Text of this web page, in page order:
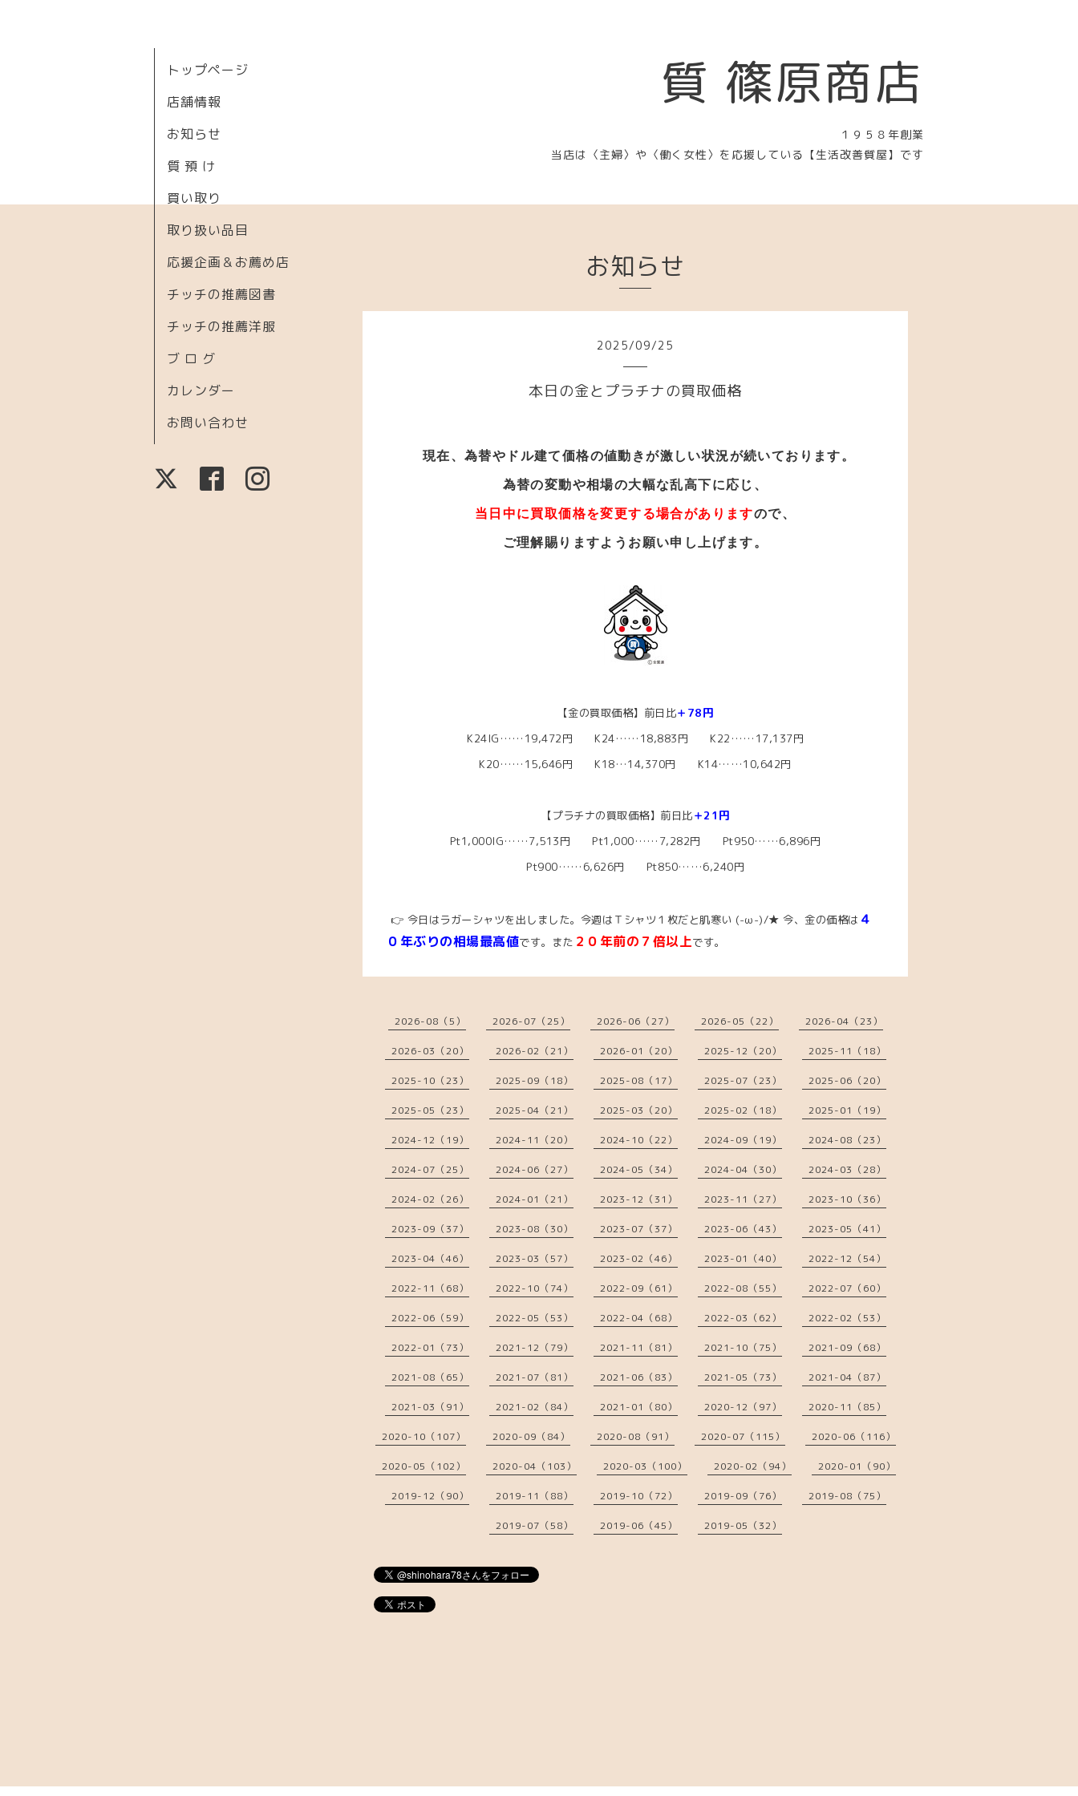
質 篠原商店
１９５８年創業
当店は〈主婦〉や〈働く女性〉を応援している【生活改善質屋】です
トップページ
店舗情報
お知らせ
質 預 け
買い取り
取り扱い品目
応援企画＆お薦め店
チッチの推薦図書
チッチの推薦洋服
ブ ロ グ
カレンダー
お問い合わせ
お知らせ
2025/09/25
本日の金とプラチナの買取価格
現在、為替やドル建て価格の値動きが激しい状況が続いております。
為替の変動や相場の大幅な乱高下に応じ、
当日中に買取価格を変更する場合がありますので、
ご理解賜りますようお願い申し上げます。
【金の買取価格】前日比＋78円
K24IG……19,472円 K24……18,883円 K22……17,137円
K20……15,646円 K18…14,370円 K14……10,642円
【プラチナの買取価格】前日比＋21円
Pt1,000IG……7,513円 Pt1,000……7,282円 Pt950……6,896円
Pt900……6,626円 Pt850……6,240円
👉 今日はラガーシャツを出しました。今週はＴシャツ１枚だと肌寒い (-ω-)/★ 今、 金の価格は ４
０年ぶりの相場最高値です。また ２０年前の７倍以上です。
2026-08（5） 2026-07（25） 2026-06（27） 2026-05（22） 2026-04（23）
2026-03（20） 2026-02（21） 2026-01（20） 2025-12（20） 2025-11（18）
2025-10（23） 2025-09（18） 2025-08（17） 2025-07（23） 2025-06（20）
2025-05（23） 2025-04（21） 2025-03（20） 2025-02（18） 2025-01（19）
2024-12（19） 2024-11（20） 2024-10（22） 2024-09（19） 2024-08（23）
2024-07（25） 2024-06（27） 2024-05（34） 2024-04（30） 2024-03（28）
2024-02（26） 2024-01（21） 2023-12（31） 2023-11（27） 2023-10（36）
2023-09（37） 2023-08（30） 2023-07（37） 2023-06（43） 2023-05（41）
2023-04（46） 2023-03（57） 2023-02（46） 2023-01（40） 2022-12（54）
2022-11（68） 2022-10（74） 2022-09（61） 2022-08（55） 2022-07（60）
2022-06（59） 2022-05（53） 2022-04（68） 2022-03（62） 2022-02（53）
2022-01（73） 2021-12（79） 2021-11（81） 2021-10（75） 2021-09（68）
2021-08（65） 2021-07（81） 2021-06（83） 2021-05（73） 2021-04（87）
2021-03（91） 2021-02（84） 2021-01（80） 2020-12（97） 2020-11（85）
2020-10（107） 2020-09（84） 2020-08（91） 2020-07（115） 2020-06（116）
2020-05（102） 2020-04（103） 2020-03（100） 2020-02（94） 2020-01（90）
2019-12（90） 2019-11（88） 2019-10（72） 2019-09（76） 2019-08（75）
2019-07（58） 2019-06（45） 2019-05（32）